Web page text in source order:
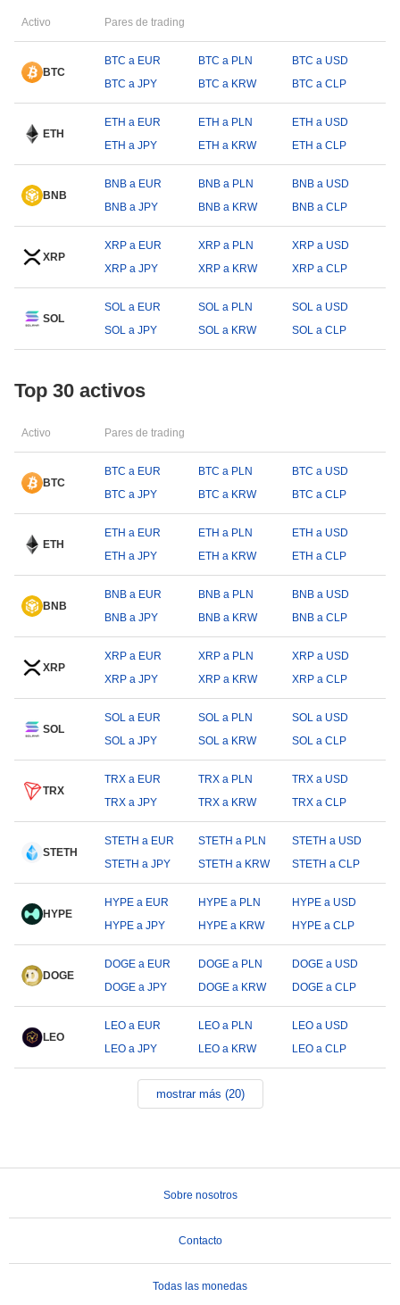
Activo Pares de trading
BTC
BTC a EUR BTC a PLN
BTC a USD
BTC a JPY
BTC a KRW BTC a CLP
ETH
ETH a EUR ETH a PLN
ETH a USD
ETH a JPY
ETH a KRW ETH a CLP
BNB
BNB a EUR BNB a PLN
BNB a USD
BNB a JPY
BNB a KRW BNB a CLP
XRP
XRP a EUR XRP a PLN
XRP a USD
XRP a JPY
XRP a KRW XRP a CLP
SOL
SOL a EUR SOL a PLN
SOL a USD
SOL a JPY
SOL a KRW SOL a CLP
Top 30 activos
Activo Pares de trading
BTC
BTC a EUR BTC a PLN
BTC a USD
BTC a JPY
BTC a KRW BTC a CLP
ETH
ETH a EUR ETH a PLN
ETH a USD
ETH a JPY
ETH a KRW ETH a CLP
BNB
BNB a EUR BNB a PLN
BNB a USD
BNB a JPY
BNB a KRW BNB a CLP
XRP
XRP a EUR XRP a PLN
XRP a USD
XRP a JPY
XRP a KRW XRP a CLP
SOL
SOL a EUR SOL a PLN
SOL a USD
SOL a JPY
SOL a KRW SOL a CLP
TRX
TRX a EUR TRX a PLN
TRX a USD
TRX a JPY
TRX a KRW TRX a CLP
STETH
STETH a EUR STETH a PLN
STETH a USD
STETH a JPY
STETH a KRW STETH a CLP
HYPE
HYPE a EUR HYPE a PLN
HYPE a USD
HYPE a JPY
HYPE a KRW HYPE a CLP
DOGE
DOGE a EUR DOGE a PLN
DOGE a USD
DOGE a JPY
DOGE a KRW DOGE a CLP
LEO
LEO a EUR LEO a PLN
LEO a USD
LEO a JPY
LEO a KRW LEO a CLP
mostrar más (20)
Sobre nosotros
Contacto
Todas las monedas